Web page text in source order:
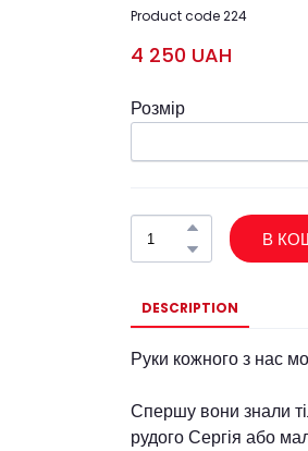
Product code 224
4 250 UAH
Розмір
В
DESCRIPTION
Руки кожного з нас
Спершу вони знали
рудого Сергія або